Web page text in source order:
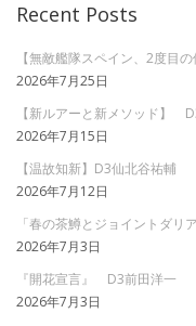
Recent Posts
【無敵艦隊スペイン、2度
2026年7月25日
【新ルアーと新メソッド】
2026年7月15日
【温故知新】D3仙北谷祐輔
2026年7月12日
「春の茶鱒とジョイントダ
2026年7月3日
『開花宣言』 D3前田洋一
2026年7月3日